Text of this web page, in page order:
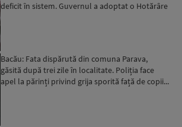
deficit în sistem. Guvernul a adoptat o Hotărâre
Bacău: Fata dispărută din comuna Parava,
găsită după trei zile în localitate. Poliția face
apel la părinți privind grija sporită față de copii...